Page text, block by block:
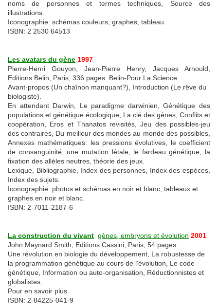
noms de personnes et termes techniques, Source des
illustrations.
Iconographie: schémas couleurs, graphes, tableau.
ISBN: 2 2530 64513
Les avatars du gène 1997
Pierre-Henri Gouyon, Jean-Pierre Henry, Jacques Arnould,
Editions Belin, Paris, 336 pages. Belin-Pour La Science.
Avant-propos (Un chaînon manquant?), Introduction (Le rêve du
biologiste).
En attendant Darwin, Le paradigme darwinien, Génétique des
populations et génétique écologique, La clé des gènes, Conflits et
coopération, Eros et Thanatos revisités, Jeu des possibles-jeu
des contraires, Du meilleur des mondes au monde des possibles,
Annexes mathématiques: les pressions évolutives, le coefficient
de consanguinité, une mutation létale, le fardeau génétique, la
fixation des allèles neutres, théorie des jeux.
Lexique, Bibliographie, Index des personnes, Index des espèces,
Index des sujets.
Iconographie: photos et schémas en noir et blanc, tableaux et
graphes en noir et blanc.
ISBN: 2-7011-2187-6
La construction du vivant gènes, embryons et évolution 2001
John Maynard Smith, Editions Cassini, Paris, 54 pages.
Une révolution en biologie du développement, La robustesse de
la programmation génétique au cours de l'évolution, Le code
génétique, Information ou auto-organisation, Réductionnistes et
globalistes.
Pour en savoir plus.
ISBN: 2-84225-041-9